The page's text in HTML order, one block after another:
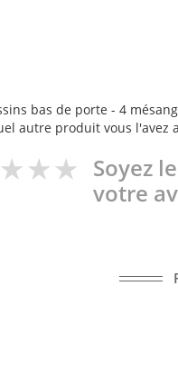
bas de porte - 4
autre produit vous l'avez
Soyez
votre